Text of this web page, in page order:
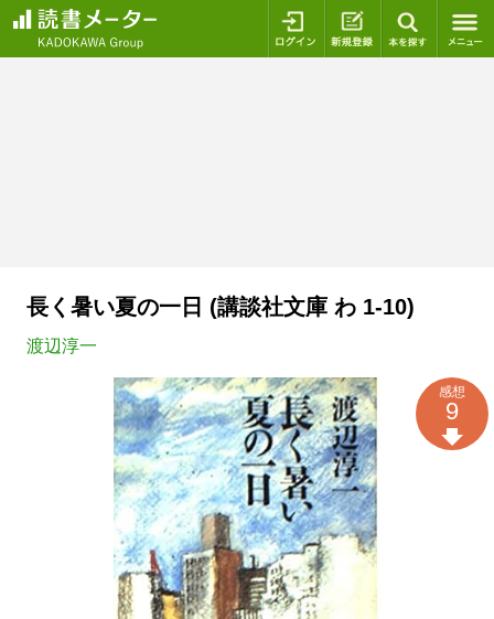
ログイン 新規登録
長く暑い夏の一日 (講談社文庫 わ 1-10)
渡辺淳一
感想
9